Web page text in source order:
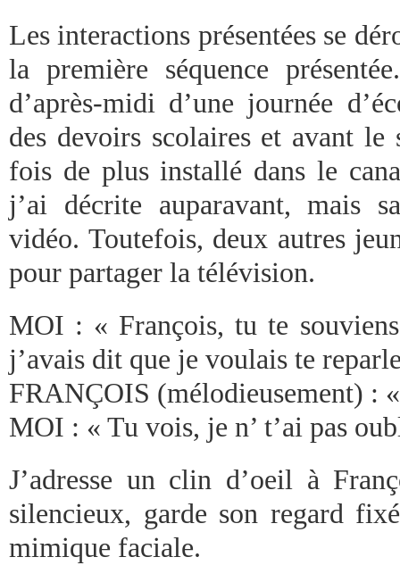
Les interactions présentées se
la première séquence
d’après-midi d’une journée
des devoirs scolaires et avant le
fois de plus installé dans le
j’ai décrite auparavant, mais
vidéo. Toutefois, deux autres
pour partager la télévision.
MOI : « François, tu te
j’avais dit que je voulais te
FRANÇOIS (mélodieusement) :
MOI : « Tu vois, je n’ t’ai pas
J’adresse un clin d’oeil à
silencieux, garde son regard
mimique faciale.